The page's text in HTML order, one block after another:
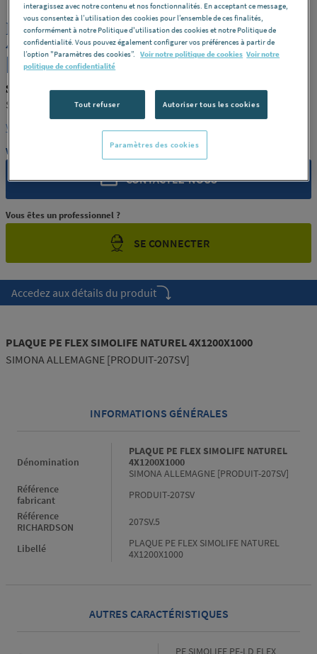
PLAQUE PE FLEX SIMOLIFE NATUREL
4X1200X1000 SIMONA ALLEMAGNE
[PRODUIT-207SV]
SIMONA PRODUIT-207SV
SIMONA ALLEMAGNE [PRODUIT-207SV]
Voir la description complète
Vous avez un projet ?
CONTACTEZ-NOUS
Vous êtes un professionnel ?
SE CONNECTER
Accedez aux détails du produit
PLAQUE PE FLEX SIMOLIFE NATUREL 4X1200X1000
SIMONA ALLEMAGNE [PRODUIT-207SV]
INFORMATIONS GÉNÉRALES
Dénomination
PLAQUE PE FLEX SIMOLIFE NATUREL
4X1200X1000
SIMONA ALLEMAGNE [PRODUIT-207SV]
Référence
fabricant
PRODUIT-207SV
Référence
RICHARDSON
207SV.5
Libellé
PLAQUE PE FLEX SIMOLIFE NATUREL
4X1200X1000
AUTRES CARACTÉRISTIQUES
Gamme
PE SIMOLIFE PE-LD FLEX
interagissez avec notre contenu et nos fonctionnalités. En acceptant ce message,
vous consentez à l’utilisation des cookies pour l’ensemble de ces finalités,
conformément à notre Politique d'utilisation des cookies et notre Politique de
confidentialité. Vous pouvez également configurer vos préférences à partir de
l’option "Paramètres des cookies”. Voir notre politique de cookies Voir notre
politique de confidentialité
Tout refuser Autoriser tous les cookies
Paramètres des cookies